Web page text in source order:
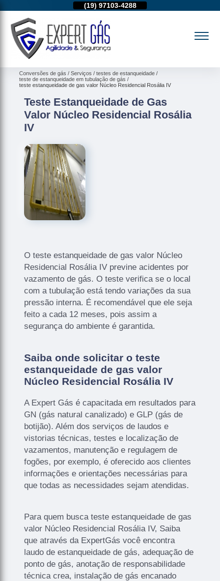
(19) 97103-4288
Conversões de gás Serviços
testes de estanqueidade
teste de estanqueidade em tubulação de gás
teste estanqueidade de gas valor Núcleo Residencial Rosália IV
Teste Estanqueidade de Gas
Valor Núcleo Residencial Rosália
IV
O teste estanqueidade de gas valor Núcleo
Residencial Rosália IV previne acidentes por
vazamento de gás. O teste verifica se o local
com a tubulação está tendo variações da sua
pressão interna. É recomendável que ele seja
feito a cada 12 meses, pois assim a
segurança do ambiente é garantida.
Saiba onde solicitar o teste
estanqueidade de gas valor
Núcleo Residencial Rosália IV
A Expert Gás é capacitada em resultados para
GN (gás natural canalizado) e GLP (gás de
botijão). Além dos serviços de laudos e
vistorias técnicas, testes e localização de
vazamentos, manutenção e regulagem de
fogões, por exemplo, é oferecido aos clientes
informações e orientações necessárias para
que todas as necessidades sejam atendidas.
Para quem busca teste estanqueidade de gas
valor Núcleo Residencial Rosália IV, Saiba
que através da ExpertGás você encontra
laudo de estanqueidade de gás, adequação de
ponto de gás, anotação de responsabilidade
técnica crea, instalação de gás encanado